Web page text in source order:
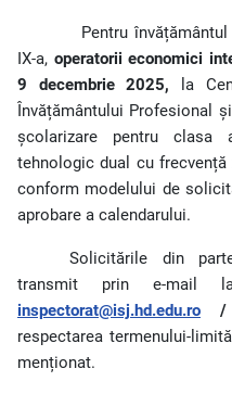
Pentru
IX-a, operatorii economici
9 decembrie 2025, la
Învățământului Profesional
școlarizare pentru clasa
tehnologic dual cu frecvență
conform modelului de
aprobare a calendarului.
Solicitările din
transmit prin e-
inspectorat@isj.hd.edu.ro
respectarea termenului-
menționat.